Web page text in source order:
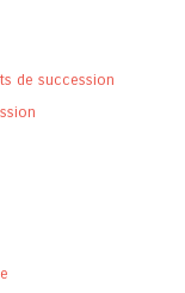
de succession